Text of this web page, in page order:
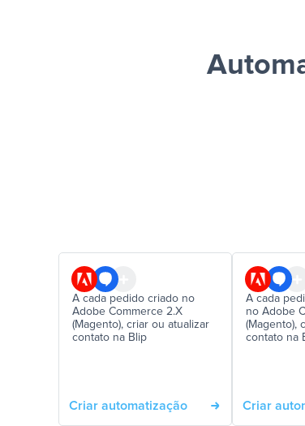
A cada pedido criado no
Adobe Commerce 2.X
(Magento), criar ou atualizar
contato na Blip
Criar automatização
A cada
no Adobe
(Magento),
contato na
Criar